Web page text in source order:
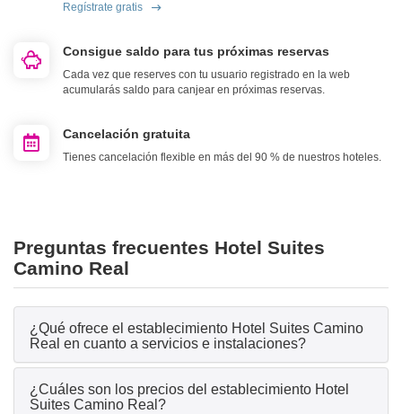
Regístrate gratis
Consigue saldo para tus próximas reservas
Cada vez que reserves con tu usuario registrado en la web
acumularás saldo para canjear en próximas reservas.
Cancelación gratuita
Tienes cancelación flexible en más del 90 % de nuestros hoteles.
Preguntas frecuentes Hotel Suites
Camino Real
¿Qué ofrece el establecimiento Hotel Suites Camino
Real en cuanto a servicios e instalaciones?
¿Cuáles son los precios del establecimiento Hotel
Suites Camino Real?